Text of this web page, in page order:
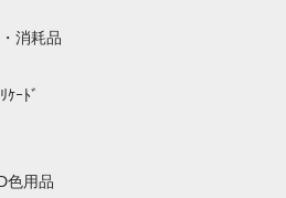
消耗品
ｰﾄﾞ
色用品